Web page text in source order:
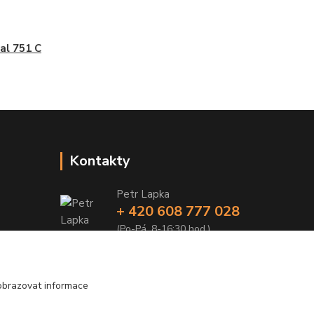
751 C
Kontakty
Petr Lapka
+ 420 608 777 028
(Po-Pá, 8-16:30 hod.)
informace